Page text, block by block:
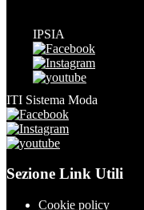
IPSIA
ITI Sistema Moda
Sezione Link Utili
Cookie policy